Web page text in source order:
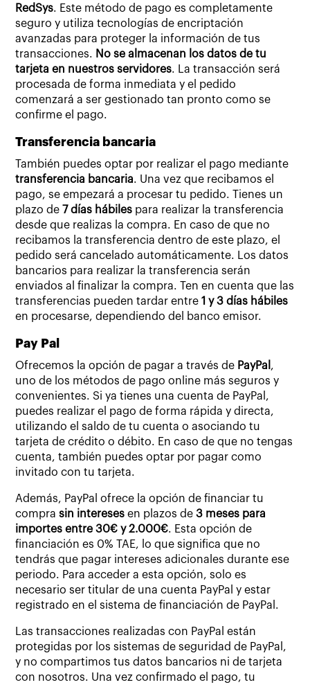
RedSys. Este método de pago es completamente
seguro y utiliza tecnologías de encriptación
avanzadas para proteger la información de tus
transacciones. No se almacenan los datos de tu
tarjeta en nuestros servidores. La transacción será
procesada de forma inmediata y el pedido
comenzará a ser gestionado tan pronto como se
confirme el pago.
Transferencia bancaria
También puedes optar por realizar el pago mediante
transferencia bancaria. Una vez que recibamos el
pago, se empezará a procesar tu pedido. Tienes un
plazo de 7 días hábiles para realizar la transferencia
desde que realizas la compra. En caso de que no
recibamos la transferencia dentro de este plazo, el
pedido será cancelado automáticamente. Los datos
bancarios para realizar la transferencia serán
enviados al finalizar la compra. Ten en cuenta que las
transferencias pueden tardar entre 1 y 3 días hábiles
en procesarse, dependiendo del banco emisor.
Pay Pal
Ofrecemos la opción de pagar a través de PayPal ,
uno de los métodos de pago online más seguros y
convenientes. Si ya tienes una cuenta de PayPal,
puedes realizar el pago de forma rápida y directa,
utilizando el saldo de tu cuenta o asociando tu
tarjeta de crédito o débito. En caso de que no tengas
cuenta, también puedes optar por pagar como
invitado con tu tarjeta.
Además, PayPal ofrece la opción de financiar tu
comprasin intereses en plazos de3 meses para
importes entre 30€ y 2.000€. Esta opción de
financiación es 0% TAE, lo que significa que no
tendrás que pagar intereses adicionales durante ese
periodo. Para acceder a esta opción, solo es
necesario ser titular de una cuenta PayPal y estar
registrado en el sistema de financiación de PayPal.
Las transacciones realizadas con PayPal están
protegidas por los sistemas de seguridad de PayPal,
y no compartimos tus datos bancarios ni de tarjeta
con nosotros. Una vez confirmado el pago, tu